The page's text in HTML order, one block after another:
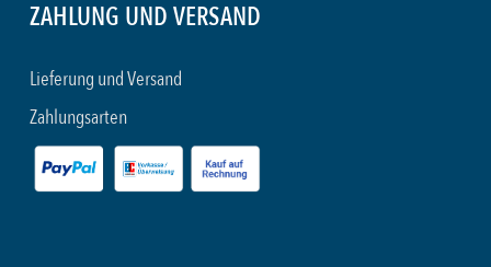
ZAHLUNG UND VERSAND
Lieferung und Versand
Zahlungsarten